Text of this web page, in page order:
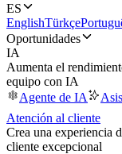
ES
EnglishTürkçe
Oportunidades
IA
Aumenta el
equipo con IA
Agente de IA
Atención al cliente
Crea una experiencia
cliente excepcional